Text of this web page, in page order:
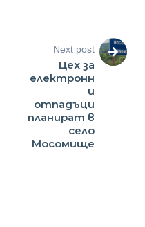
Next post
Цех за
електронн
и
отпадъци
планират в
село
Мосомище